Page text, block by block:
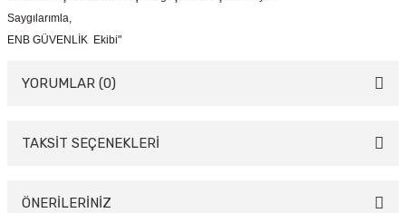
Saygılarımla,
ENB GÜVENLİK Ekibi"
YORUMLAR (0)
Bu ürüne ilk yorumu siz yapın!
TAKSİT SEÇENEKLERİ
ÖNERİLERİNİZ